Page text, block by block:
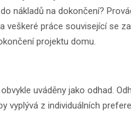
nákladů na dokončení?
veškeré práce související se
projektu domu.
uváděny jako odhad.
vyplývá z individuálních